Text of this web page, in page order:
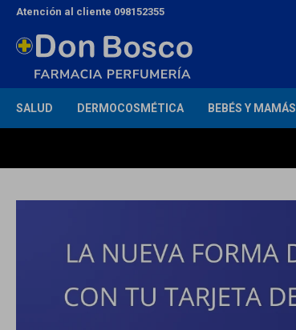
SALUD DERMOCOSMÉTICA BEBÉS Y MAMÁS
Atención al cliente 098152355